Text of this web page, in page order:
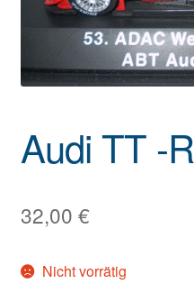
Audi TT -R
32,00 €
Nicht vorrätig